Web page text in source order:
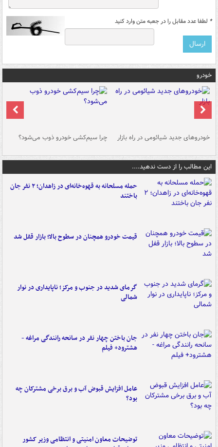
* لطفا عدد مقابل را در جعبه متن وارد کنید
خودرو
خودروهای جدید شیائومی در راه بازار چرا سیم‌کشی خودرو ذوب می‌شود؟
این مطالب را از دست ندهید....
حمله مسلحانه به قهوه‌خانه‌ای در زاهدان؛ ۲ نفر جان
باختند
قیمت خودرو همچنان در سطوح بالا؛ بازار قفل شد
گرمای شدید در جنوب و مرکز؛ ناپایداری در نوار
شمالی
جان باختن چهار نفر در سانحه رانندگی مراغه -
هشترود+ فیلم
عامل افزایش قبوض آب و برق برخی مشترکان چه
بود؟
توضیحات معاون امنیتی و انتظامی وزیر کشور